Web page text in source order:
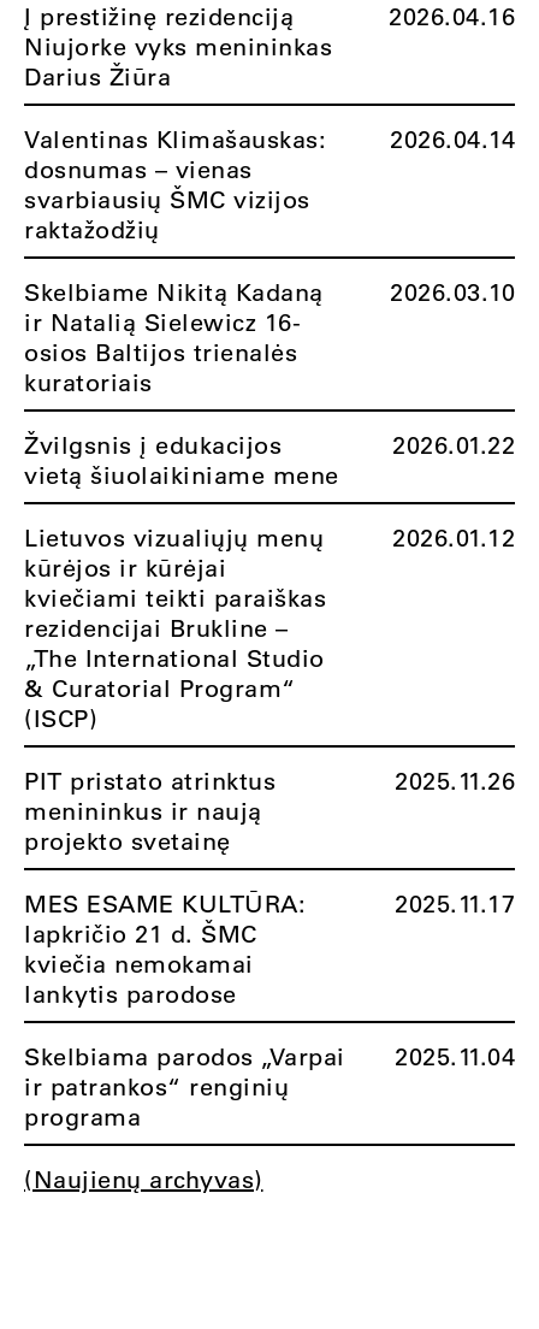
Į prestižinę rezidenciją
Niujorke vyks menininkas
Darius Žiūra
2026.04.16
Valentinas Klimašauskas:
dosnumas – vienas
svarbiausių ŠMC vizijos
raktažodžių
2026.04.14
Skelbiame Nikitą Kadaną
ir Natalią Sielewicz 16-
osios Baltijos trienalės
kuratoriais
2026.03.10
Žvilgsnis į edukacijos
vietą šiuolaikiniame mene
2026.01.22
Lietuvos vizualiųjų menų
kūrėjos ir kūrėjai
kviečiami teikti paraiškas
rezidencijai Brukline –
„The International Studio
& Curatorial Program“
(ISCP)
2026.01.12
PIT pristato atrinktus
menininkus ir naują
projekto svetainę
2025.11.26
MES ESAME KULTŪRA:
lapkričio 21 d. ŠMC
kviečia nemokamai
lankytis parodose
2025.11.17
Skelbiama parodos „Varpai
ir patrankos“ renginių
programa
2025.11.04
(Naujienų archyvas)